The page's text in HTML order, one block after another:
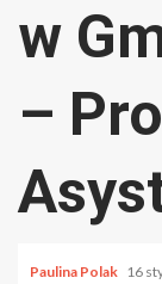
w
–
Paulina Polak 16